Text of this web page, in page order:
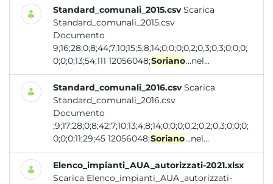
Standard_comunali_2015.csv Scarica
Standard_comunali_2015.csv
Documento
9;16;28;0;8;44;7;10;15;5;8;14;0;0;0;0,2;0,3;0,3;0;0;0;
0;0;0;13;54;111 12056048;Soriano...nel...
Standard_comunali_2016.csv Scarica
Standard_comunali_2016.csv
Documento
;9;17;28;0;8;42;7;10;13;4;8;14;0;0;0;0,2;0,2;0,3;0;0;0;
0;0;0;11;29;45 12056048;Soriano...nel...
Elenco_impianti_AUA_autorizzati-2021.xlsx
Scarica Elenco_impianti_AUA_autorizzati-